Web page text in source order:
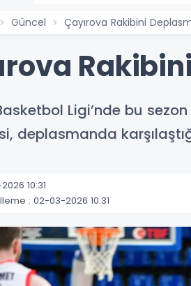
Güncel Çayırova Rakibini
Ligi’nde bu
deplasmanda
10:31
: 02-03-2026 10:31